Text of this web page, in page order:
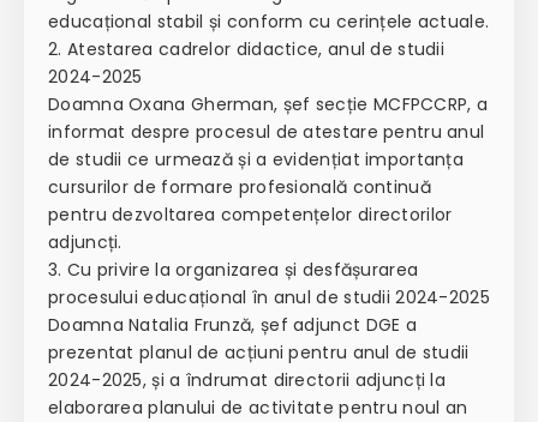
educațional stabil și conform cu cerințele actuale.
2. Atestarea cadrelor didactice, anul de studii
2024-2025
Doamna Oxana Gherman, șef secție MCFPCCRP, a
informat despre procesul de atestare pentru anul
de studii ce urmează și a evidențiat importanța
cursurilor de formare profesională continuă
pentru dezvoltarea competențelor directorilor
adjuncți.
3. Cu privire la organizarea și desfășurarea
procesului educațional în anul de studii 2024-2025
Doamna Natalia Frunză, șef adjunct DGE a
prezentat planul de acțiuni pentru anul de studii
2024-2025, și a îndrumat directorii adjuncți la
elaborarea planului de activitate pentru noul an